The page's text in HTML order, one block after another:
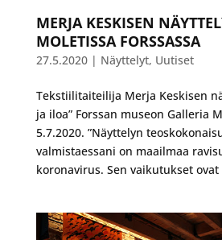
MERJA KESKISEN
MOLETISSA FORSSASSA
27.5.2020| Näyttelyt, Uutiset
Tekstiilitaiteilija Merja Keskisen
ja iloa” Forssan museon Galleria
5.7.2020. ”Näyttelyn
valmistaessani on maailmaa
koronavirus. Sen vaikutukset